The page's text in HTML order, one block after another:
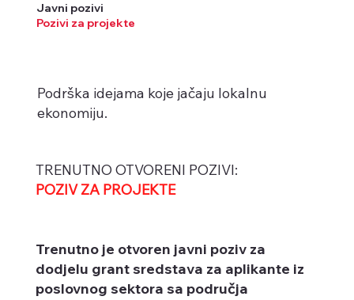
Javni pozivi
Pozivi za projekte
Podrška idejama koje jačaju lokalnu
ekonomiju.
TRENUTNO OTVORENI POZIVI:
POZIV ZA PROJEKTE
Trenutno je otvoren javni poziv za
dodjelu grant sredstava za aplikante iz
poslovnog sektora sa područja